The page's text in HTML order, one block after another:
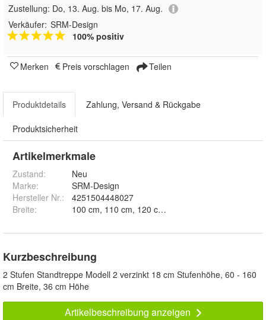
Zustellung: Do, 13. Aug. bis Mo, 17. Aug.
Verkäufer: SRM-Design
100% positiv
Merken Preis vorschlagen Teilen
Produktdetails Zahlung, Versand & Rückgabe
Produktsicherheit
Artikelmerkmale
Zustand:
Neu
Marke:
SRM-Design
Hersteller Nr.:
4251504448027
Breite:
Kurzbeschreibung
2 Stufen Standtreppe Modell 2 verzinkt 18 cm Stufenhöhe, 60 - 160
cm Breite, 36 cm Höhe
Artikelbeschreibung anzeigen